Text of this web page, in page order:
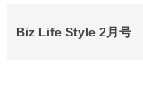
Biz Life Style 2月号